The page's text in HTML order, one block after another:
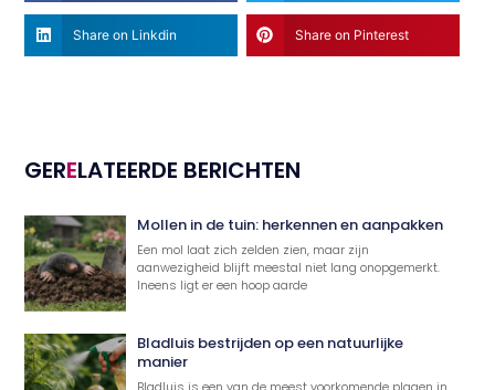
Share on Linkdin Share on Pinterest
GERELATEERDE BERICHTEN
Mollen in de tuin: herkennen en aanpakken
Een mol laat zich zelden zien, maar zijn
aanwezigheid blijft meestal niet lang onopgemerkt.
Ineens ligt er een hoop aarde
Bladluis bestrijden op een natuurlijke
manier
Bladluis is een van de meest voorkomende plagen in